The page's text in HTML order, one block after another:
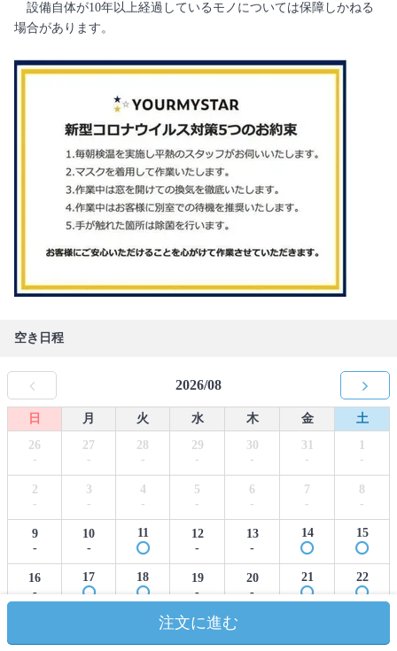
設備自体が10年以上経過しているモノについては保障しかねる
場合があります。
空き日程
2026/08
日 月 火 水 木 金
土
26
-
27
-
28
-
29
-
30
-
31
-
1
-
2
-
3
-
4
-
5
-
6
-
7
-
8
-
9
-
10
-
11
12
-
13
-
14 15
16
-
17 18
19
-
20
-
21 22
26
注文に進む